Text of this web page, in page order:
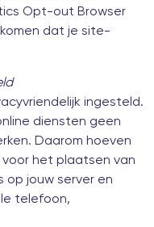
Opt-out Browser
dat je site-
ingesteld.
diensten geen
Daarom hoeven
het plaatsen van
op jouw server en
telefoon,